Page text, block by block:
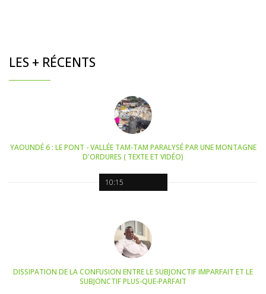
LES + RÉCENTS
10:15
YAOUNDÉ 6 : LE PONT - VALLÉE TAM-TAM PARALYSÉ PAR UNE MONTAGNE
D'ORDURES ( TEXTE ET VIDÉO)
DISSIPATION DE LA CONFUSION ENTRE LE SUBJONCTIF IMPARFAIT ET LE
SUBJONCTIF PLUS-QUE-PARFAIT